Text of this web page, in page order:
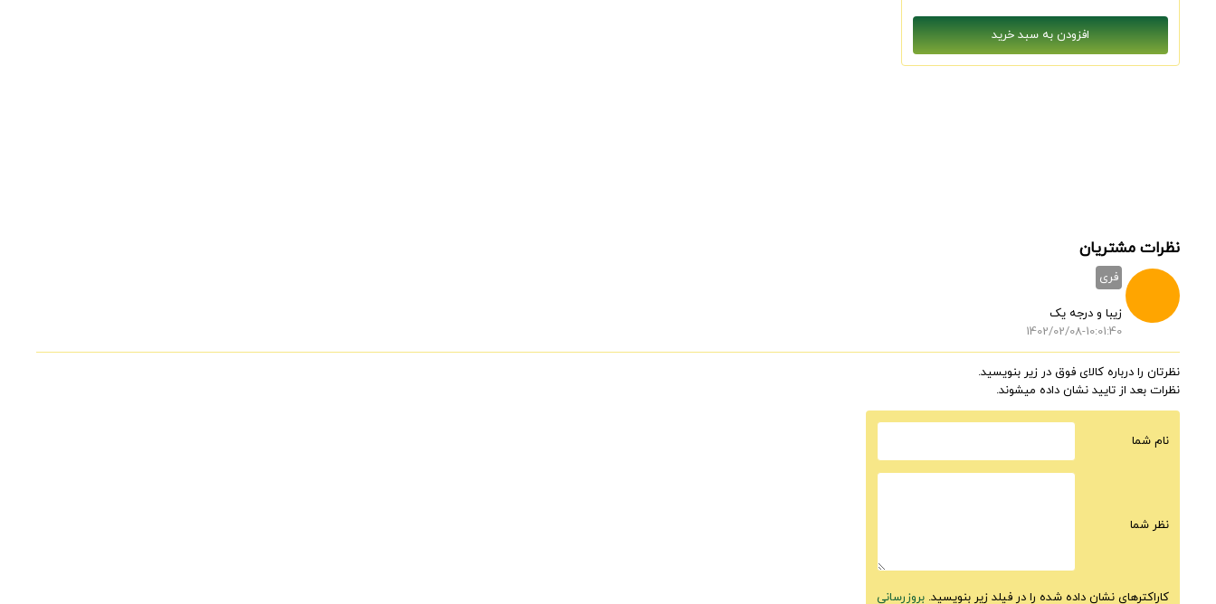
نظرات مشتریان
فری
زیبا و درجه یک
1402/02/08-10:01:40
نظرتان را درباره کالای فوق در زیر بنویسید.
نظرات بعد از تایید نشان داده میشوند.
نام شما
نظر شما
کاراکترهای نشان داده شده را در فیلد زیر بنویسید. بروزرسانی